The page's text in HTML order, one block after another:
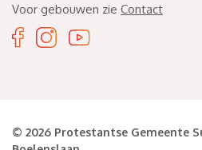
Voor gebouwen zie Contact
© 2026 Protestantse Gemeente